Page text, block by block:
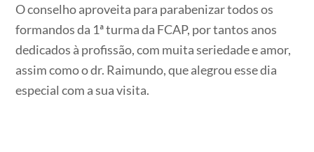
O conselho aproveita para parabenizar todos os
formandos da 1ª turma da FCAP, por tantos anos
dedicados à profissão, com muita seriedade e amor,
assim como o dr. Raimundo, que alegrou esse dia
especial com a sua visita.